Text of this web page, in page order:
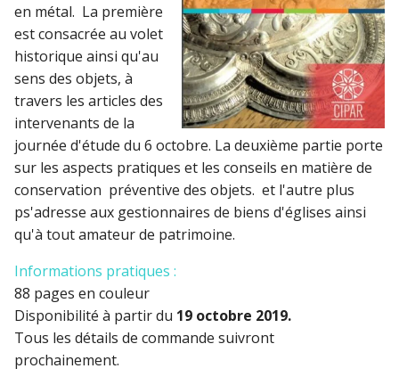
en métal. La première
est consacrée au volet
historique ainsi qu'au
sens des objets, à
travers les articles des
intervenants de la
journée d'étude du 6 octobre. La deuxième partie porte
sur les aspects pratiques et les conseils en matière de
conservation préventive des objets. et l'autre plus
ps'adresse aux gestionnaires de biens d'églises ainsi
qu'à tout amateur de patrimoine.
Informations pratiques :
88 pages en couleur
Disponibilité à partir du 19 octobre 2019.
Tous les détails de commande suivront
prochainement.